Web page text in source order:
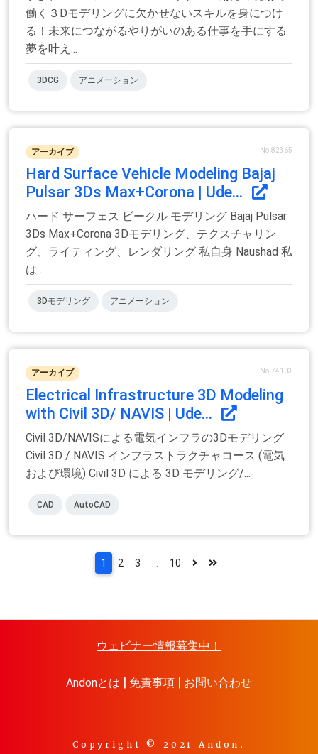
働く３Dモデリングに欠かせないスキルを身につけ
る！未来につながるやりがいのある仕事を手にする
夢を叶え...
3DCG アニメーション
アーカイブ No.82365
Hard Surface Vehicle Modeling Bajaj
Pulsar 3Ds Max+Corona | Ude...
ハード サーフェス ビークル モデリング Bajaj Pulsar
3Ds Max+Corona 3Dモデリング、テクスチャリン
グ、ライティング、レンダリング 私自身 Naushad 私
は ...
3Dモデリング アニメーション
アーカイブ No.74103
Electrical Infrastructure 3D Modeling
with Civil 3D/ NAVIS | Ude...
Civil 3D/NAVISによる電気インフラの3Dモデリング
Civil 3D / NAVIS インフラストラクチャコース (電気
および環境) Civil 3D による 3D モデリング/...
CAD AutoCAD
1 2 3 10
ウェビナー情報募集中！
Andonとは 免責事項 お問い合わせ
Copyright © 2021 Andon.